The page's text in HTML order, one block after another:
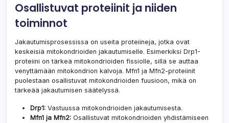
Osallistuvat proteiinit ja niiden
toiminnot
Jakautumisprosessissa on useita proteiineja, jotka ovat
keskeisiä mitokondrioiden jakautumiselle. Esimerkiksi Drp1-
proteiini on tärkeä mitokondrioiden fissiolle, sillä se auttaa
venyttämään mitokondrion kalvoja. Mfn1 ja Mfn2-proteiinit
puolestaan osallistuvat mitokondrioiden fuusioon, mikä on
tärkeää jakautumisen säätelyssä.
Drp1: Vastuussa mitokondrioiden jakautumisesta.
Mfn1 ja Mfn2: Osallistuvat mitokondrioiden yhdistämiseen